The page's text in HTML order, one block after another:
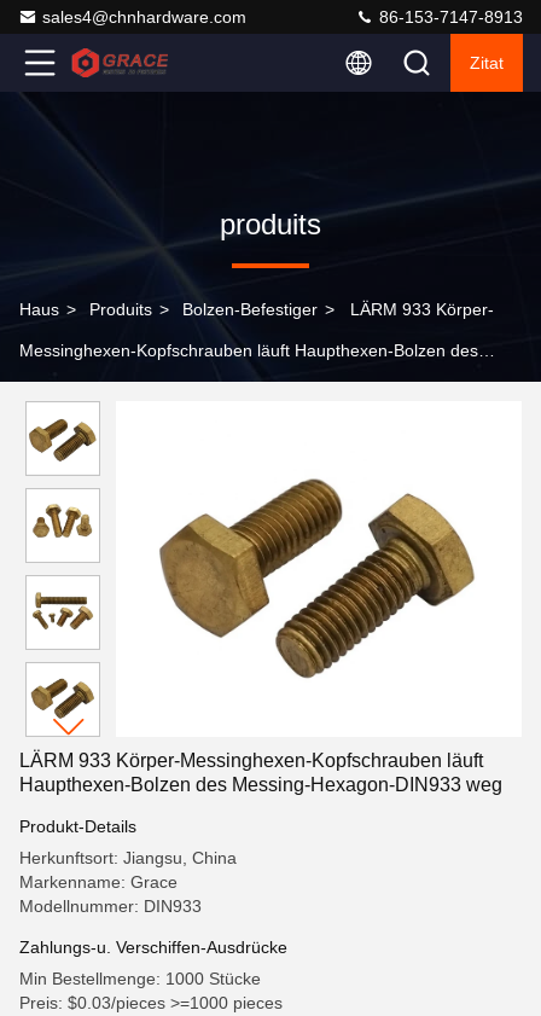
sales4@chnhardware.com 86-153-7147-8913
Zitat
produits
Haus > Produits > Bolzen-Befestiger > LÄRM 933 Körper-
Messinghexen-Kopfschrauben läuft Haupthexen-Bolzen des
LÄRM 933 Körper-Messinghexen-Kopfschrauben läuft
Haupthexen-Bolzen des Messing-Hexagon-DIN933 weg
Produkt-Details
Herkunftsort: Jiangsu, China
Markenname: Grace
Modellnummer: DIN933
Zahlungs-u. Verschiffen-Ausdrücke
Min Bestellmenge: 1000 Stücke
Preis: $0.03/pieces >=1000 pieces